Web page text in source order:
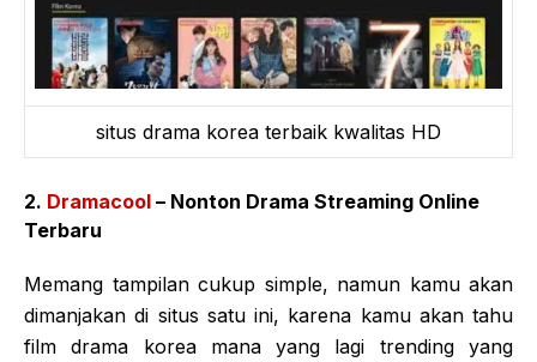
situs drama korea terbaik kwalitas HD
2. Dramacool – Nonton Drama Streaming Online
Terbaru
Memang tampilan cukup simple, namun kamu akan
dimanjakan di situs satu ini, karena kamu akan tahu
film drama korea mana yang lagi trending yang